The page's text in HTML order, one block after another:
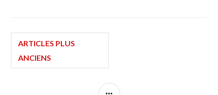
Navigation
ARTICLES PLUS
ANCIENS
COLONNE